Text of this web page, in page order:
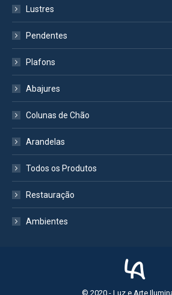
Lustres
Pendentes
Plafons
Abajures
Colunas de Chão
Arandelas
Todos os Produtos
Restauração
Ambientes
© 2020 - Luz e Arte